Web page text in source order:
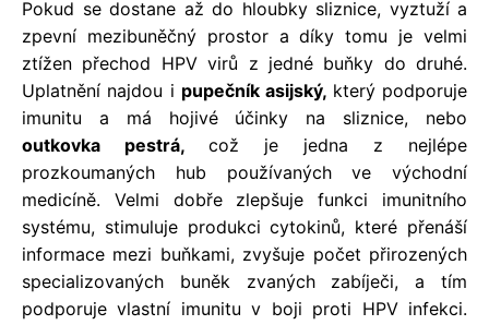
Pokud se dostane až do hloubky sliznice, vyztuží a
zpevní mezibuněčný prostor a díky tomu je velmi
ztížen přechod HPV virů z jedné buňky do druhé.
Uplatnění najdou i pupečník asijský, který podporuje
imunitu a má hojivé účinky na sliznice, nebo
outkovka pestrá, což je jedna z nejlépe
prozkoumaných hub používaných ve východní
medicíně. Velmi dobře zlepšuje funkci imunitního
systému, stimuluje produkci cytokinů, které přenáší
informace mezi buňkami, zvyšuje počet přirozených
specializovaných buněk zvaných zabíječi, a tím
podporuje vlastní imunitu v boji proti HPV infekci.